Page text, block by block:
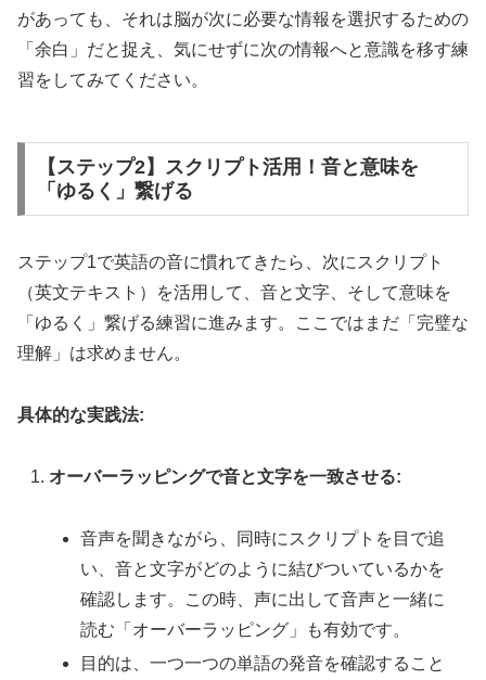
があっても、それは脳が次に必要な情報を選択するための
「余白」だと捉え、気にせずに次の情報へと意識を移す練
習をしてみてください。
【ステップ2】スクリプト活用！音と意味を
「ゆるく」繋げる
ステップ1で英語の音に慣れてきたら、次にスクリプト
（英文テキスト）を活用して、音と文字、そして意味を
「ゆるく」繋げる練習に進みます。ここではまだ「完璧な
理解」は求めません。
具体的な実践法:
オーバーラッピングで音と文字を一致させる:
音声を聞きながら、同時にスクリプトを目で追
い、音と文字がどのように結びついているかを
確認します。この時、声に出して音声と一緒に
読む「オーバーラッピング」も有効です。
目的は、一つ一つの単語の発音を確認すること